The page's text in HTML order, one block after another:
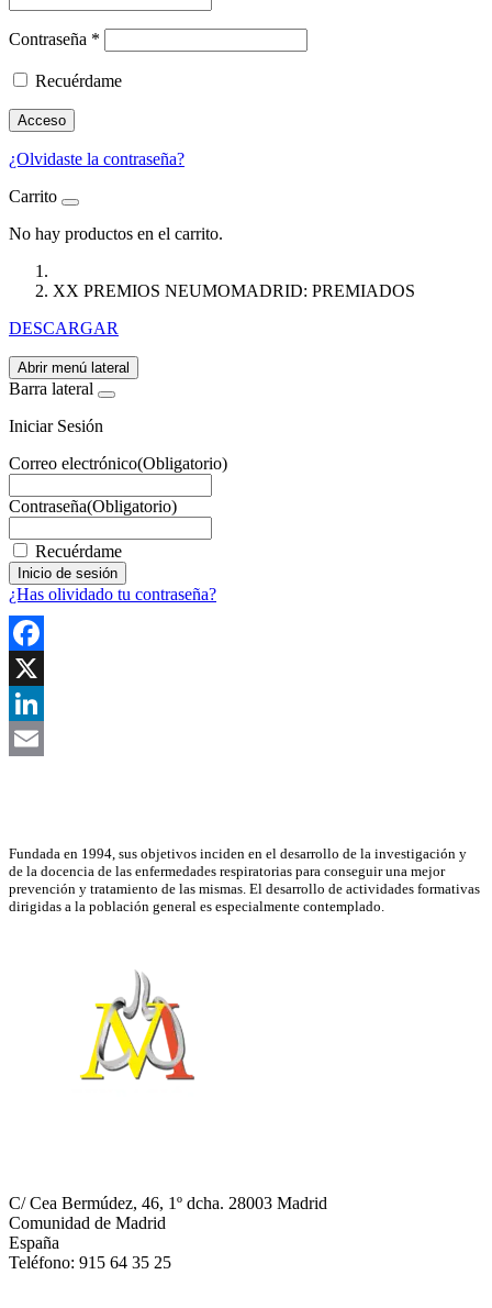
Contraseña *
Recuérdame
Acceso
¿Olvidaste la contraseña?
Carrito
No hay productos en el carrito.
XX PREMIOS NEUMOMADRID: PREMIADOS
DESCARGAR
Abrir menú lateral
Barra lateral
Iniciar Sesión
Correo electrónico(Obligatorio)
Contraseña(Obligatorio)
Recuérdame
¿Has olividado tu contraseña?
Facebook
X
LinkedIn
Fundada en 1994, sus objetivos inciden en el desarrollo de la investigación y
de la docencia de las enfermedades respiratorias para conseguir una mejor
prevención y tratamiento de las mismas. El desarrollo de actividades formativas
dirigidas a la población general es especialmente contemplado.
C/ Cea Bermúdez, 46, 1º dcha. 28003 Madrid
Comunidad de Madrid
España
Teléfono: 915 64 35 25